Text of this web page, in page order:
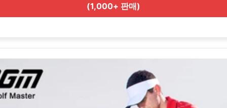
(1,000+ 판매)